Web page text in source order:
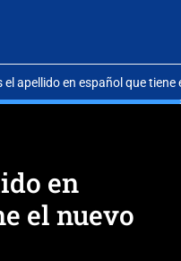
el apellido en español que tiene
en
el nuevo